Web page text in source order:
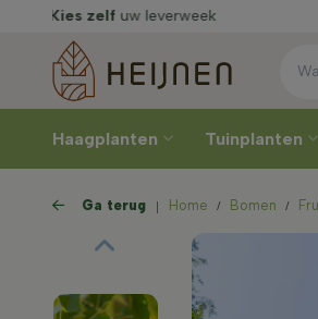
Rechtstreeksvan de kweker
Haagplanten Tuinplanten
Ga terug Home Bomen